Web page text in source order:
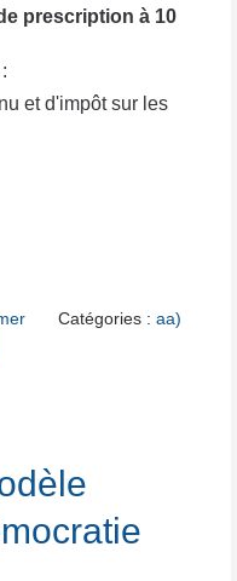
prescription à 10
et d'impôt sur les
Catégories : aa)